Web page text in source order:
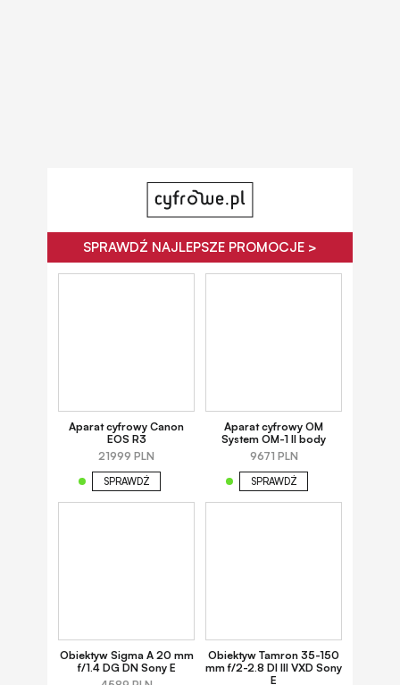
SPRAWDŹ NAJLEPSZE PROMOCJE >
Aparat cyfrowy Canon
EOS R3
21999 PLN
SPRAWDŹ
Aparat cyfrowy OM
System OM-1 II body
9671 PLN
SPRAWDŹ
Obiektyw Sigma A 20 mm
f/1.4 DG DN Sony E
Obiektyw Tamron 35-150
mm f/2-2.8 DI III VXD Sony
E